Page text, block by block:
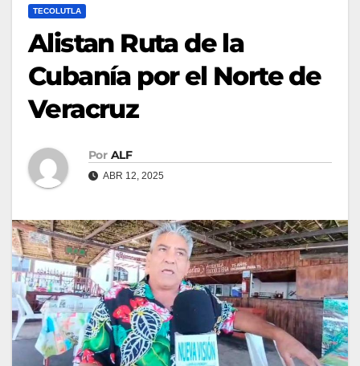
TECOLUTLA
Alistan Ruta de la
Cubanía por el Norte de
Veracruz
Por ALF
ABR 12, 2025